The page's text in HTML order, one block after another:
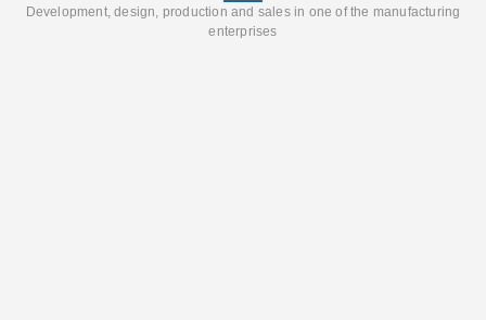
Development, design, production and sales in one of the manufacturing
enterprises